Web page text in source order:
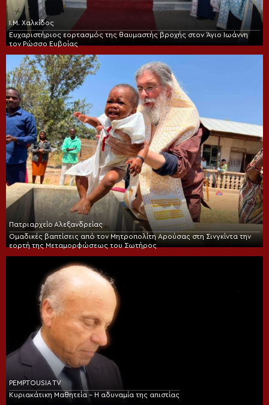
Ι.Μ. Χαλκίδος
Ευχαριστήριος εορτασμός της θαυμαστής βροχής στον Άγιο Ιωάννη
τον Ρώσσο Ευβοίας
Πατριαρχείο Αλεξανδρείας
Ομαδικές βαπτίσεις από τον Μητροπολίτη Αρούσας στη Σινγκίντα την
εορτή της Μεταμορφώσεως του Σωτήρος
PEMPTOUSIA TV
Κυριακάτικη Μαθητεία – Η αδυναμία της απιστίας